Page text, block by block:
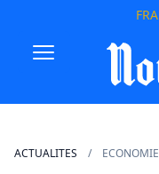
ACTUALITES ECONOMIE